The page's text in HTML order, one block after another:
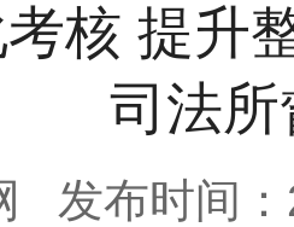
考核 提升
司法
发布时间